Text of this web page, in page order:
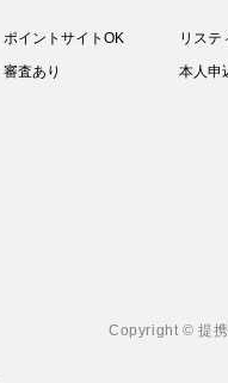
ポイントサイトOK リステ
審査あり 本人申
Copyright ©提